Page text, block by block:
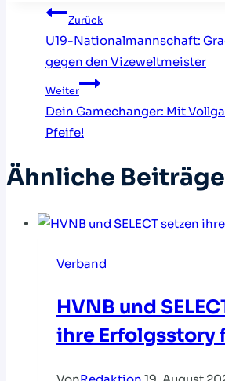
Zurück
U19-Nationalmannschaft:
gegen den Vizeweltmeister
Weiter
Dein Gamechanger: Mit
Pfeife!
Ähnliche Beiträge
Verband
HVNB und
ihre Erfolgsstory